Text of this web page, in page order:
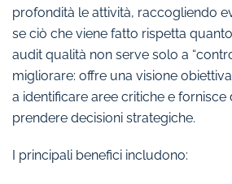
profondità le attività, raccogliendo
se ciò che viene fatto rispetta
audit qualità non serve solo a
migliorare: offre una visione
a identificare aree critiche e
prendere decisioni strategiche.
I principali benefici includono: